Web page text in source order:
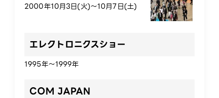
2000年10月3日(火)～10月7日(土)
エレクトロニクスショー
1995年～1999年
COM JAPAN